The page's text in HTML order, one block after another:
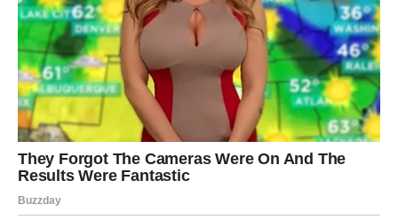
Važno je da slušaju unutrašnji glas jer će intuicija igrati
ključnu ulogu. Neki od njih mogli bi da se iznenade kada
shvate da su upravo zahvaljujući jednom spontanom
potezu došli do ozbiljnog novca.
ŠKORPIJA
Škorpije ulaze u period velikih obrta i neočekivanih
finansijskih prilika. Ovaj znak često prolazi kroz